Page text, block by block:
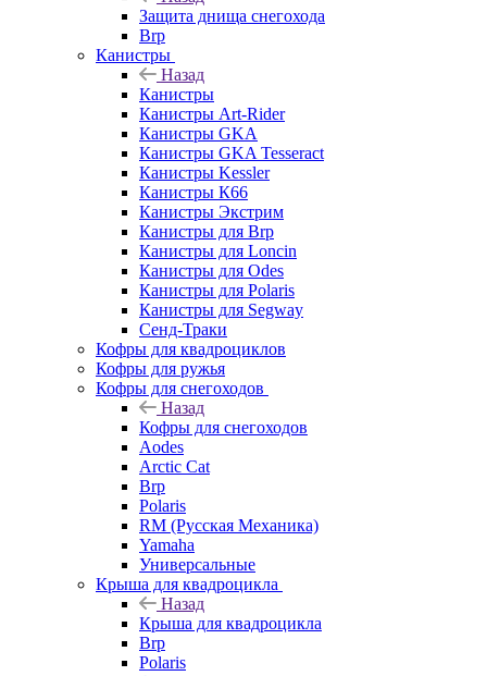
Защита днища снегохода
Brp
Канистры
Назад
Канистры
Канистры Art-Rider
Канистры GKA
Канистры GKA Tesseract
Канистры Kessler
Канистры К66
Канистры Экстрим
Канистры для Brp
Канистры для Loncin
Канистры для Odes
Канистры для Polaris
Канистры для Segway
Сенд-Траки
Кофры для квадроциклов
Кофры для ружья
Кофры для снегоходов
Назад
Кофры для снегоходов
Aodes
Arctic Cat
Brp
Polaris
RM (Русская Механика)
Yamaha
Универсальные
Крыша для квадроцикла
Назад
Крыша для квадроцикла
Brp
Polaris